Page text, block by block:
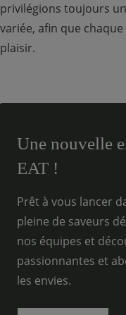
privilégions toujours
variée, afin que
plaisir.
Une nouvelle
EAT !
Prêt à vous lancer
pleine de saveurs
nos équipes et
passionnantes et
les envies.